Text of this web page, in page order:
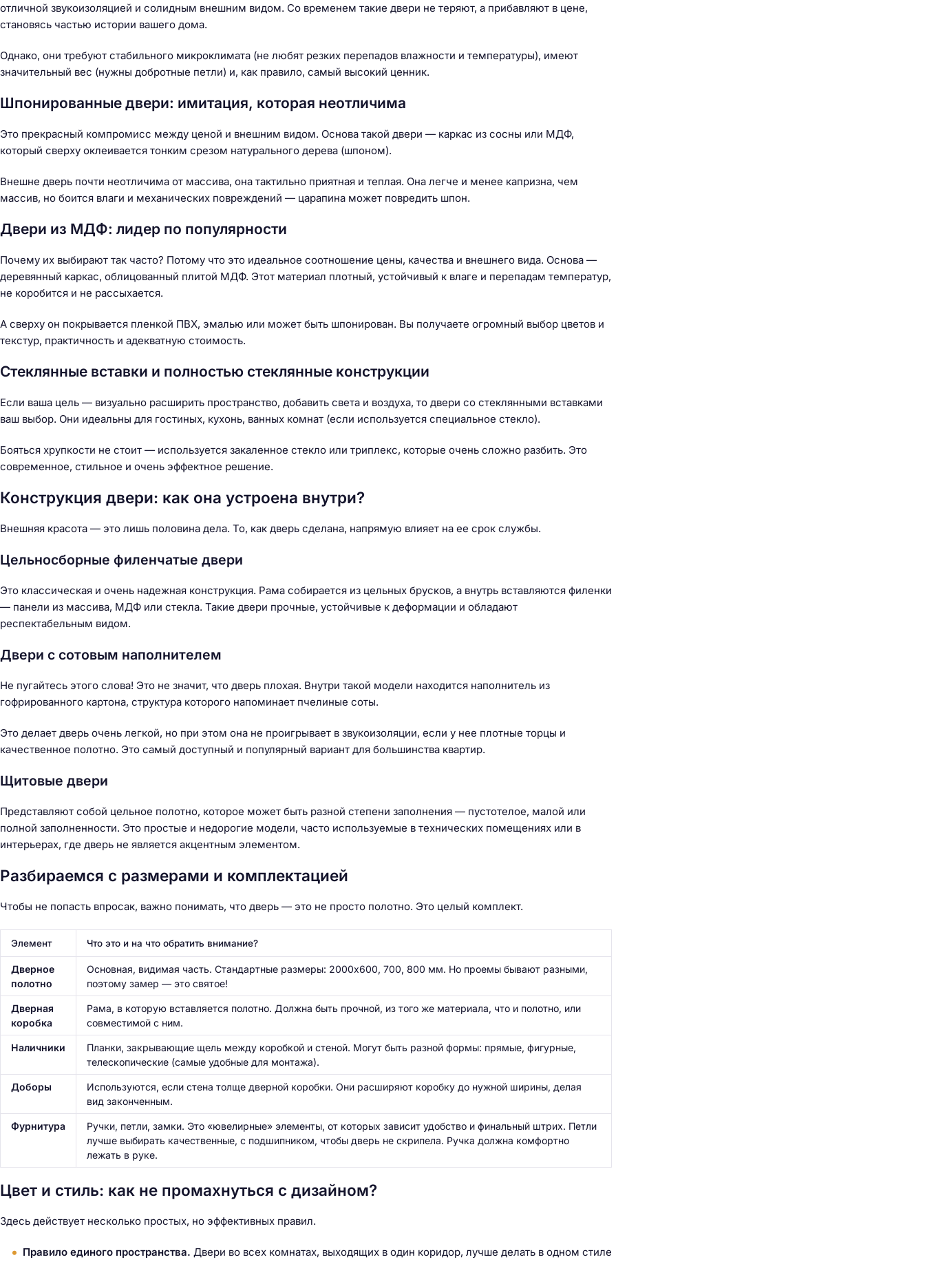
отличной звукоизоляцией и солидным внешним видом. Со временем такие двери не теряют, а прибавляют в цене,
становясь частью истории вашего дома.
Однако, они требуют стабильного микроклимата (не любят резких перепадов влажности и температуры), имеют
значительный вес (нужны добротные петли) и, как правило, самый высокий ценник.
Шпонированные двери: имитация, которая неотличима
Это прекрасный компромисс между ценой и внешним видом. Основа такой двери — каркас из сосны или МДФ,
который сверху оклеивается тонким срезом натурального дерева (шпоном).
Внешне дверь почти неотличима от массива, она тактильно приятная и теплая. Она легче и менее капризна, чем
массив, но боится влаги и механических повреждений — царапина может повредить шпон.
Двери из МДФ: лидер по популярности
Почему их выбирают так часто? Потому что это идеальное соотношение цены, качества и внешнего вида. Основа —
деревянный каркас, облицованный плитой МДФ. Этот материал плотный, устойчивый к влаге и перепадам температур,
не коробится и не рассыхается.
А сверху он покрывается пленкой ПВХ, эмалью или может быть шпонирован. Вы получаете огромный выбор цветов и
текстур, практичность и адекватную стоимость.
Стеклянные вставки и полностью стеклянные конструкции
Если ваша цель — визуально расширить пространство, добавить света и воздуха, то двери со стеклянными вставками
ваш выбор. Они идеальны для гостиных, кухонь, ванных комнат (если используется специальное стекло).
Бояться хрупкости не стоит — используется закаленное стекло или триплекс, которые очень сложно разбить. Это
современное, стильное и очень эффектное решение.
Конструкция двери: как она устроена внутри?
Внешняя красота — это лишь половина дела. То, как дверь сделана, напрямую влияет на ее срок службы.
Цельносборные филенчатые двери
Это классическая и очень надежная конструкция. Рама собирается из цельных брусков, а внутрь вставляются филенки
— панели из массива, МДФ или стекла. Такие двери прочные, устойчивые к деформации и обладают
респектабельным видом.
Двери с сотовым наполнителем
Не пугайтесь этого слова! Это не значит, что дверь плохая. Внутри такой модели находится наполнитель из
гофрированного картона, структура которого напоминает пчелиные соты.
Это делает дверь очень легкой, но при этом она не проигрывает в звукоизоляции, если у нее плотные торцы и
качественное полотно. Это самый доступный и популярный вариант для большинства квартир.
Щитовые двери
Представляют собой цельное полотно, которое может быть разной степени заполнения — пустотелое, малой или
полной заполненности. Это простые и недорогие модели, часто используемые в технических помещениях или в
интерьерах, где дверь не является акцентным элементом.
Разбираемся с размерами и комплектацией
Чтобы не попасть впросак, важно понимать, что дверь — это не просто полотно. Это целый комплект.
Элемент Что это и на что обратить внимание?
Дверное
полотно
Основная, видимая часть. Стандартные размеры: 2000х600, 700, 800 мм. Но проемы бывают разными,
поэтому замер — это святое!
Дверная
коробка
Рама, в которую вставляется полотно. Должна быть прочной, из того же материала, что и полотно, или
совместимой с ним.
Наличники
Планки, закрывающие щель между коробкой и стеной. Могут быть разной формы: прямые, фигурные,
телескопические (самые удобные для монтажа).
Доборы
Используются, если стена толще дверной коробки. Они расширяют коробку до нужной ширины, делая
вид законченным.
Фурнитура
Ручки, петли, замки. Это «ювелирные» элементы, от которых зависит удобство и финальный штрих. Петли
лучше выбирать качественные, с подшипником, чтобы дверь не скрипела. Ручка должна комфортно
лежать в руке.
Цвет и стиль: как не промахнуться с дизайном?
Здесь действует несколько простых, но эффективных правил.
Правило единого пространства. Двери во всех комнатах, выходящих в один коридор, лучше делать в одном стиле
а
и